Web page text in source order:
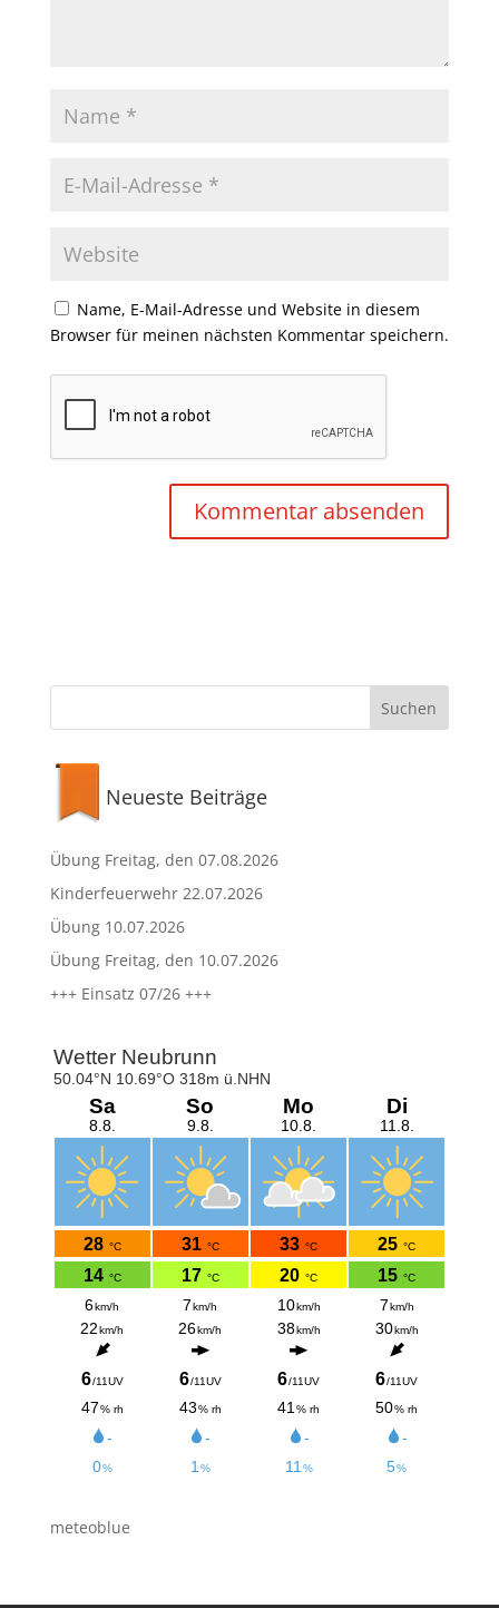
Name, E-Mail-Adresse und Website in diesem
Browser für meinen nächsten Kommentar speichern.
Neueste Beiträge
Übung Freitag, den 07.08.2026
Kinderfeuerwehr 22.07.2026
Übung 10.07.2026
Übung Freitag, den 10.07.2026
+++ Einsatz 07/26 +++
meteoblue